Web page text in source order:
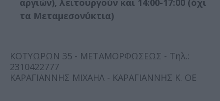
αργιών), λειτουργούν και 14:00-17:00 (όχι
τα Μεταμεσονύκτια)
ΚΟΤΥΩΡΩΝ 35 - ΜΕΤΑΜΟΡΦΩΣΕΩΣ - Τηλ.:
2310422777
ΚΑΡΑΓΙΑΝΝΗΣ ΜΙΧΑΗΛ - ΚΑΡΑΓΙΑΝΝΗΣ Κ. ΟΕ